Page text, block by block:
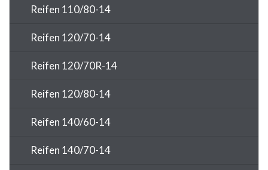
Reifen 110/80-14
Reifen 120/70-14
Reifen 120/70R-14
Reifen 120/80-14
Reifen 140/60-14
Reifen 140/70-14